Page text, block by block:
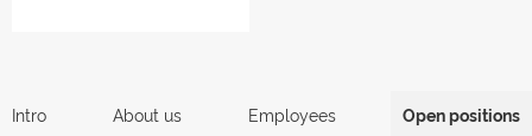
Intro About us Employees Open positions